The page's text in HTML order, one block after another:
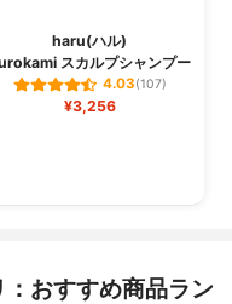
haru(ハル)
スカルプシャンプー
4.03(107)
¥3,256
：おすすめ商品ラン